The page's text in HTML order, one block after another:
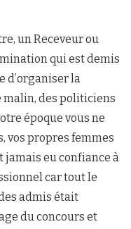
un Receveur ou
qui est demis
d’organiser la
malin, des politiciens
époque vous ne
vos propres femmes
jamais eu confiance à
car tout le
admis était
du concours et